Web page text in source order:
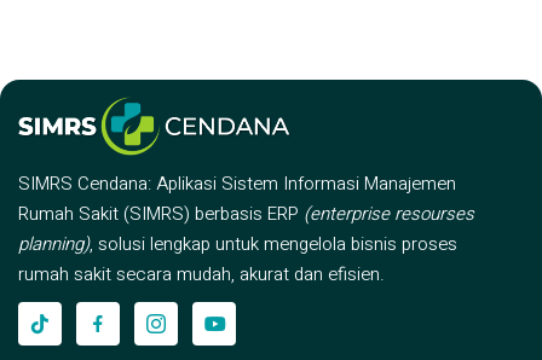
SIMRS Cendana: Aplikasi Sistem Informasi Manajemen
Rumah Sakit (SIMRS) berbasis ERP (enterprise resourses
planning), solusi lengkap untuk mengelola bisnis proses
rumah sakit secara mudah, akurat dan efisien.